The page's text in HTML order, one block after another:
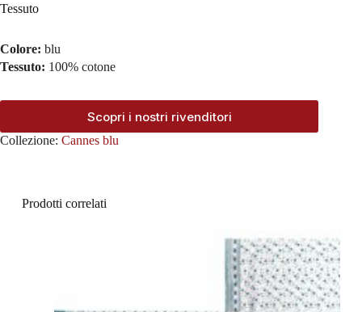
Tessuto
Colore: blu
Tessuto: 100% cotone
Scopri i nostri rivenditori
Collezione: Cannes blu
Prodotti correlati